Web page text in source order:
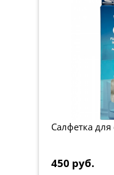
Салфетка для
450 руб.